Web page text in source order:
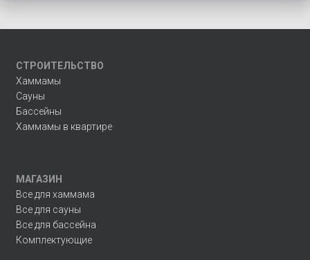
СТРОИТЕЛЬСТВО
Хаммамы
Сауны
Бассейны
Хаммамы в квартире
МАГАЗИН
Все для хаммама
Все для сауны
Все для бассейна
Комплектующие